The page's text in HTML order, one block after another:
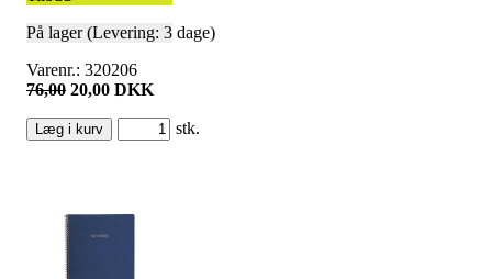
På lager (Levering: 3 dage)
Varenr.: 320206
76,00 20,00 DKK
stk.